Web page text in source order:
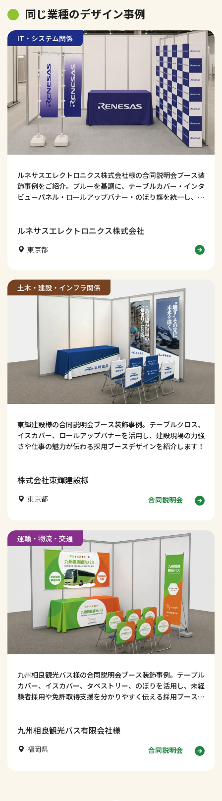
同じ業種のデザイン事例
IT・システム関係
ルネサスエレクトロニクス株式会社様の合同説明会ブース装
飾事例をご紹介。ブルーを基調に、テーブルカバー・インタ
ビューパネル・ロールアップバナー・のぼり旗を統一し、技
解説します。
ルネサスエレクトロニクス株式会社
東京都
土木・建設・インフラ関係
東輝建設様の合同説明会ブース装飾事例。テーブルクロス、
イスカバー、ロールアップバナーを活用し、建設現場の力強
さや仕事の魅力が伝わる採用ブースデザインを紹介します！
株式会社東輝建設様
東京都 合同説明会
運輸・物流・交通
九州相良観光バス様の合同説明会ブース装飾事例。テーブル
カバー、イスカバー、タペストリー、のぼりを活用し、未経
験者採用や免許取得支援を分かりやすく伝える採用ブースデ
九州相良観光バス有限会社様
福岡県 合同説明会